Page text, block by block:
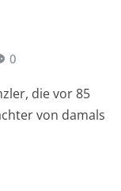
0
die vor 85
von damals